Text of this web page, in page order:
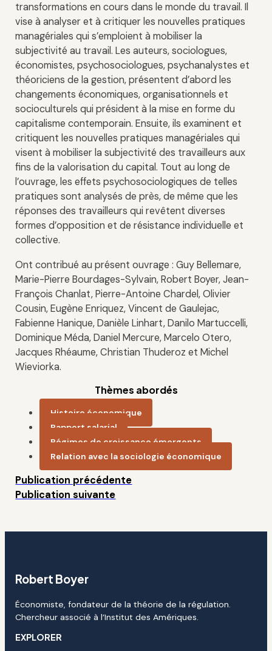
transformations en cours dans le monde du travail. Il
vise à analyser et à critiquer les nouvelles pratiques
managériales qui s’emploient à mobiliser la
subjectivité au travail. Les auteurs, sociologues,
économistes, psychosociologues, psychanalystes et
théoriciens de la gestion, présentent d’abord les
changements économiques, organisationnels et
socioculturels qui président à la mise en forme du
capitalisme contemporain. Ensuite, ils examinent et
critiquent les nouvelles pratiques managériales qui
visent à mobiliser la subjectivité des travailleurs aux
fins de la valorisation du capital. Tout au long de
l’ouvrage, les effets psychosociologiques de telles
pratiques sont analysés de près, de même que les
réponses des travailleurs qui revêtent diverses
formes d’opposition et de résistance individuelle et
collective.
Ont contribué au présent ouvrage : Guy Bellemare,
Marie-Pierre Bourdages-Sylvain, Robert Boyer, Jean-
François Chanlat, Pierre-Antoine Chardel, Olivier
Cousin, Eugène Enriquez, Vincent de Gaulejac,
Fabienne Hanique, Danièle Linhart, Danilo Martuccelli,
Dominique Méda, Daniel Mercure, Marcelo Otero,
Jacques Rhéaume, Christian Thuderoz et Michel
Wieviorka.
Thèmes abordés
Histoire économique
Rapport salarial
Régimes de croissance émergents
Relation avec la sociologie économique
Publication précédente
Publication suivante
Robert Boyer
Économiste, fondateur de la théorie de la régulation.
Chercheur associé à l’Institut des Amériques.
EXPLORER